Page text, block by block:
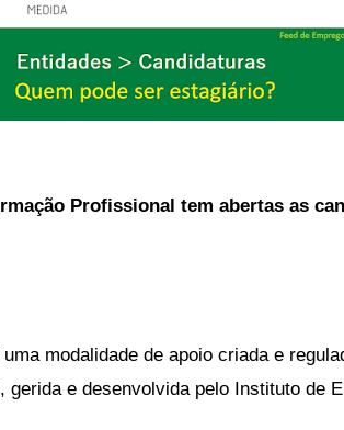
Profissional tem abertas as
uma modalidade de apoio criada e
gerida e desenvolvida pelo Instituto de